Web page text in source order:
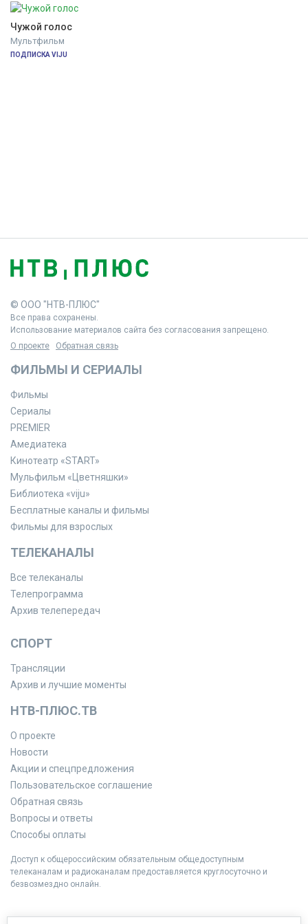
Чужой голос
Мультфильм
ПОДПИСКА VIJU
© ООО "НТВ-ПЛЮС"
Все права сохранены.
Использование материалов сайта без согласования запрещено.
О проекте
Обратная связь
ФИЛЬМЫ И СЕРИАЛЫ
Фильмы
Сериалы
PREMIER
Амедиатека
Кинотеатр «START»
Мульфильм «Цветняшки»
Библиотека «viju»
Бесплатные каналы и фильмы
Фильмы для взрослых
ТЕЛЕКАНАЛЫ
Все телеканалы
Телепрограмма
Архив телепередач
СПОРТ
Трансляции
Архив и лучшие моменты
НТВ-ПЛЮС.ТВ
О проекте
Новости
Акции и спецпредложения
Пользовательское соглашение
Обратная связь
Вопросы и ответы
Способы оплаты
Доступ к общероссийским обязательным общедоступным
телеканалам и радиоканалам предоставляется круглосуточно и
безвозмездно онлайн.